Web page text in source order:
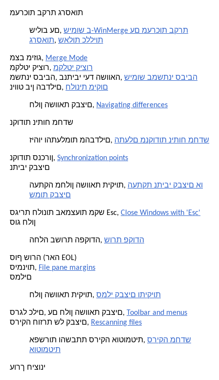
מערכות בקרת גרסאות
שילוב עם, שימוש ב-WinMerge עם מערכות בקרת
גרסאות, שאלות כלליות
מצב מיזוג, Merge Mode
מקלטי קיצור, מקלטי קיצור
משתני סביבה, בנתיבי יעד השוואה, שימוש במשתני סביבה
ניווט בין הבדלים, חלונית מיקום
חלון השוואת קבצים, Navigating differences
נקודות ניתוח מחדש
זיהוי והתעלמות מהבדלים, התעלם מנקודות ניתוח מחדש
נקודות סנכרון, Synchronization points
נתיבי קבצים
העתקה מחלון השוואת תיקיות, העתקת נתיבי קבצים או
שמות קבצים
סגירת חלונות באמצעות מקש Esc, Close Windows with 'Esc'
סוג חלון
החלה בשורת הפקודה, שורת פקודה
סוף שורה (ראה EOL)
סימניות, File pane margins
סמלים
חלון השוואת תיקיות, סמלי קבצים ותיקיות
סרגל כלים, עם חלון השוואת קבצים,
Toolbar and menus
סריקה חוזרת של קבצים, Rescanning files
אפשרות והשבתת סריקה אוטומטית, סריקה מחדש
אוטומטית
עורך חיצוני